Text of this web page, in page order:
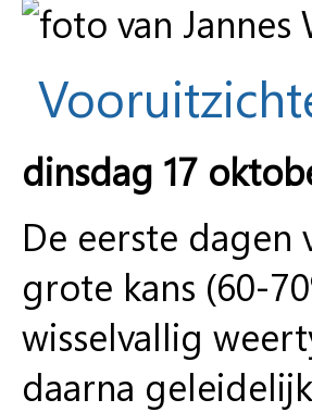
dinsdag 17
De eerste
grote kans (60-
wisselvallig
daarna